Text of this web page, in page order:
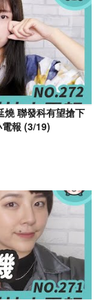
燒 聯發科有望搶下
報 (3/19)